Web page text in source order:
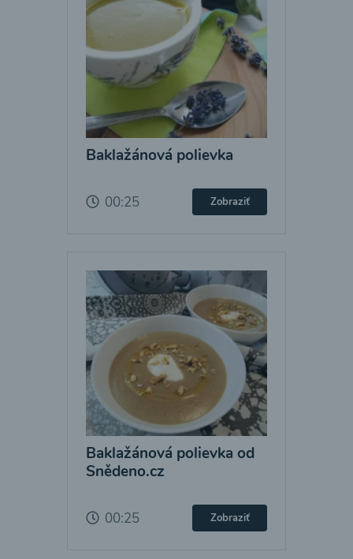
Baklažánová polievka
00:25 Zobraziť
Baklažánová polievka od
Snědeno.cz
00:25 Zobraziť